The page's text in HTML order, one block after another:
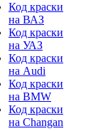
Код краски
на ВАЗ
Код краски
на УАЗ
Код краски
на Audi
Код краски
на BMW
Код краски
на Changan